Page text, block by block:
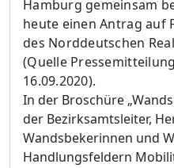
Hamburg gemeinsam
heute einen Antrag auf
des Norddeutschen
(Quelle
16.09.2020).
In der Broschüre
der Bezirksamtsleiter,
Wandsbekerinnen und
Handlungsfeldern